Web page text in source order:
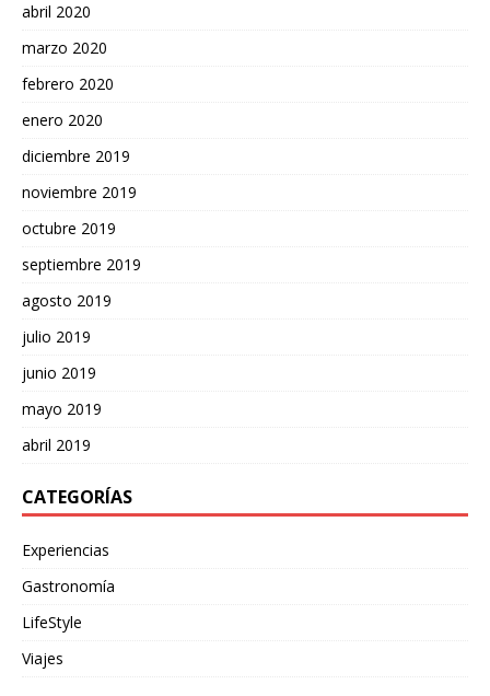
abril 2020
marzo 2020
febrero 2020
enero 2020
diciembre 2019
noviembre 2019
octubre 2019
septiembre 2019
agosto 2019
julio 2019
junio 2019
mayo 2019
abril 2019
CATEGORÍAS
Experiencias
Gastronomía
LifeStyle
Viajes